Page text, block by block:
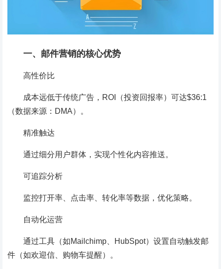
一、邮件营销的核心优势
高性价比
成本远低于传统广告，ROI（投资回报率）可达$36:1
（数据来源：DMA）。
精准触达
通过细分用户群体，实现个性化内容推送。
可追踪分析
监控打开率、点击率、转化率等数据，优化策略。
自动化运营
通过工具（如Mailchimp、HubSpot）设置自动触发邮
件（如欢迎信、购物车提醒）。